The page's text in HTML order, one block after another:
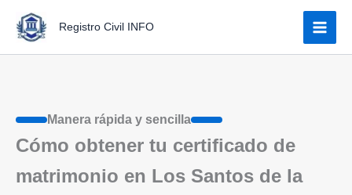
contenido
Registro Civil INFO
Manera rápida y sencilla
Cómo obtener tu certificado de
matrimonio en Los Santos de la